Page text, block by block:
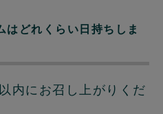
どれくらい日持ちしま
内にお召し上がりくだ